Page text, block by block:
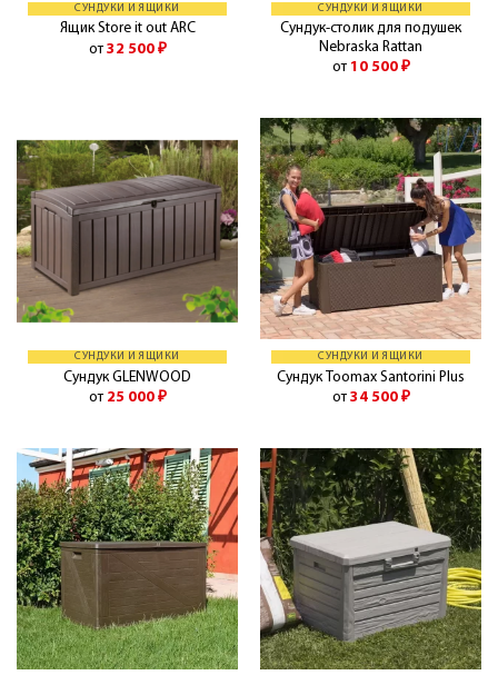
СУНДУКИ И ЯЩИКИ
Ящик Store it out ARC
от 32 500 ₽
СУНДУКИ И ЯЩИКИ
Сундук-столик для подушек
Nebraska Rattan
от 10 500 ₽
СУНДУКИ И ЯЩИКИ
Сундук GLENWOOD
от 25 000 ₽
СУНДУКИ И ЯЩИКИ
Сундук Toomax Santorini Plus
от 34 500 ₽